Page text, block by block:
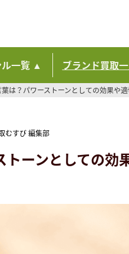
一覧 ブランド買取
は？パワーストーンとしての効果や
むすび 編集部
ーンとしての効